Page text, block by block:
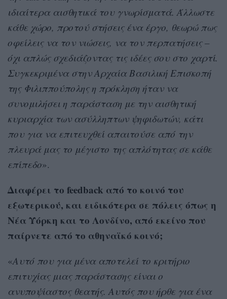
ιδιαίτερα αισθητικά του γνωρίσματά. Άλλωστε
κάθε χώρο, προτού στήσεις ένα έργο, θεωρώ πως
οφείλεις να τον νιώσεις, να τον περπατήσεις –
όχι απλώς σχεδιάζοντας τις ιδέες σου στο χαρτί.
Συγκεκριμένα στην Αρχαία Βασιλική Επισκοπή
της Φιλιππούπολης η πρόκληση ήταν να
συνομιλήσει η παράσταση με την αισθητική
κυριαρχία των ασύλληπτων ψηφιδωτών, κάτι
που για να επιτευχθεί απαιτούσε από την
πλευρά μας το μέγιστο της απλότητας σε κάθε
επίπεδο».
Διαφέρει το feedback από το κοινό του
εξωτερικού, και ειδικότερα σε πόλεις όπως η
Νέα Υόρκη και το Λονδίνο, από εκείνο που
παίρνετε από το αθηναϊκό κοινό;
«Αυτό που για μένα αποτελεί το κριτήριο
επιτυχίας μιας παράστασης είναι ο
ανυποψίαστος θεατής. Αυτός που ήρθε για ένα